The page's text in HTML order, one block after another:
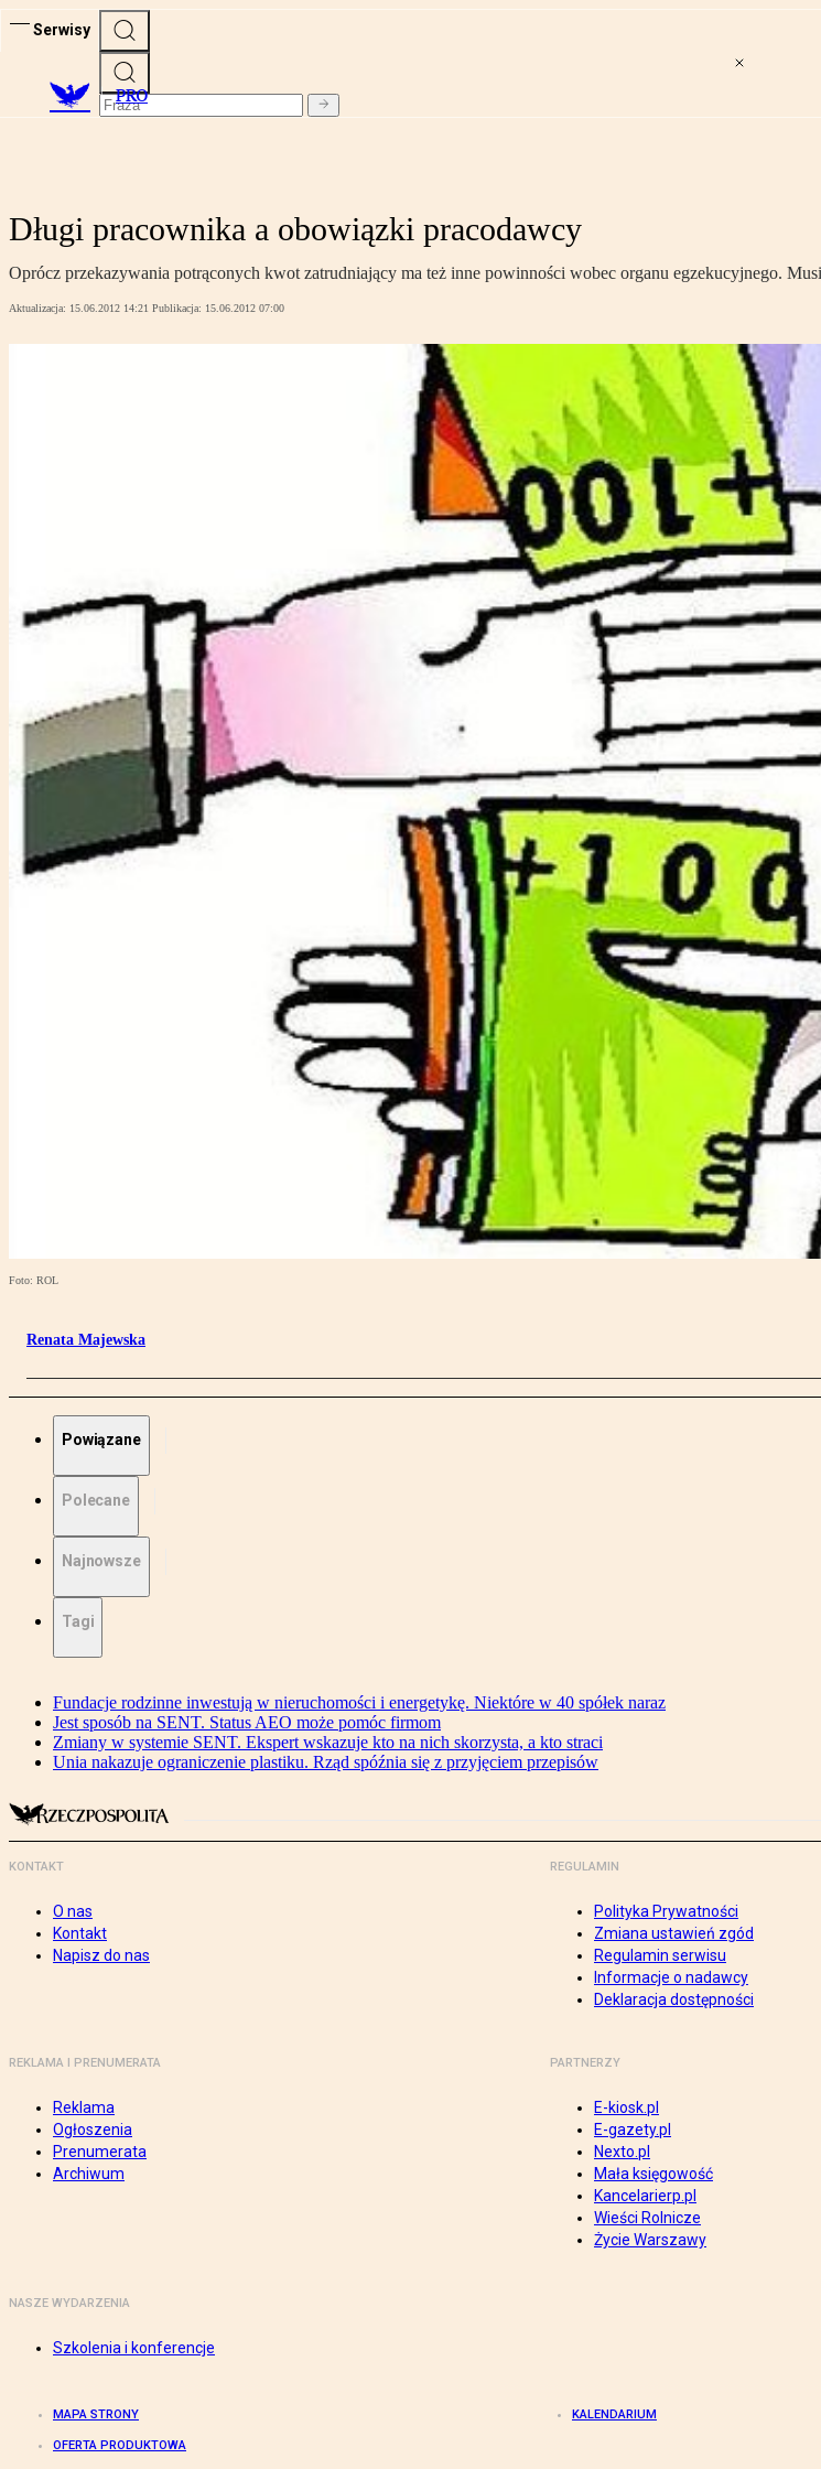
Serwisy
PRO
Długi pracownika a obowiązki pracodawcy
Oprócz przekazywania potrąconych kwot zatrudniający ma też inne powinności wobec organu egzekucyjnego.
Aktualizacja: 15.06.2012 14:21 Publikacja: 15.06.2012 07:00
Foto: ROL
Renata Majewska
Powiązane
Polecane
Najnowsze
Tagi
Fundacje rodzinne inwestują w nieruchomości i energetykę. Niektóre w 40 spółek naraz
Jest sposób na SENT. Status AEO może pomóc firmom
Zmiany w systemie SENT. Ekspert wskazuje kto na nich skorzysta, a kto straci
Unia nakazuje ograniczenie plastiku. Rząd spóźnia się z przyjęciem przepisów
KONTAKT
O nas
Kontakt
Napisz do nas
REGULAMIN
Polityka Prywatności
Zmiana ustawień zgód
Regulamin serwisu
Informacje o nadawcy
Deklaracja dostępności
REKLAMA I PRENUMERATA
Reklama
Ogłoszenia
Prenumerata
Archiwum
PARTNERZY
E-kiosk.pl
E-gazety.pl
Nexto.pl
Mała księgowość
Kancelarierp.pl
Wieści Rolnicze
Życie Warszawy
NASZE WYDARZENIA
Szkolenia i konferencje
MAPA STRONY KALENDARIUM
OFERTA PRODUKTOWA